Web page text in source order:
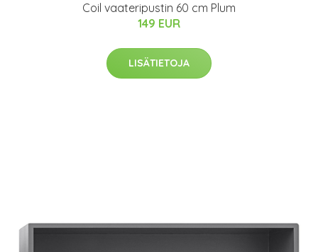
Coil vaateripustin 60 cm Plum
149 EUR
LISÄTIETOJA